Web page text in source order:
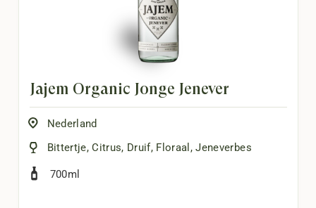
Jajem Organic Jonge Jenever
Nederland
Bittertje,Citrus, Druif, Floraal ,Jeneverbes
700ml